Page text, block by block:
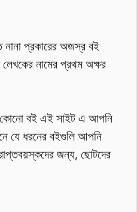
নানা প্রকারের অজস্র বই
নামের প্রথম অক্ষর
কোনো বই এই সাইট এ আপনি
যে ধরনের বইগুলি আপনি
জন্য, ছোটদের